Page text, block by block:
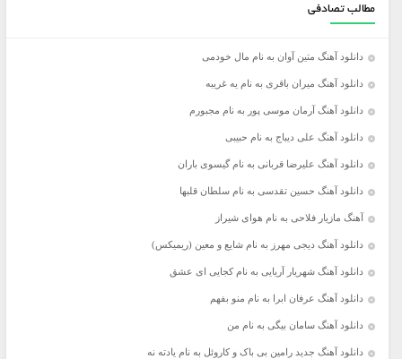
مطالب تصادفی
دانلود آهنگ متین آوان به نام مال خودمی
دانلود آهنگ میران باقری به نام یه غریبه
دانلود آهنگ آرمان موسی پور به نام مجبورم
دانلود آهنگ علی دیباج به نام حبیبی
دانلود آهنگ علیرضا قربانی به نام گیسوی باران
دانلود آهنگ حسین تقدسی به نام سلطان قلبها
آهنگ مازیار فلاحی به نام هوای شیراز
دانلود آهنگ دیجی مهرز به نام شایع و معین (ریمیکس)
دانلود آهنگ شهریار آریایی به نام کجایی ای عشق
دانلود آهنگ عرفان ابرا به نام منو بفهم
دانلود آهنگ سامان بیگی به نام من
دانلود آهنگ جدید رامین بی باک و کاروئل به نام یادته نه